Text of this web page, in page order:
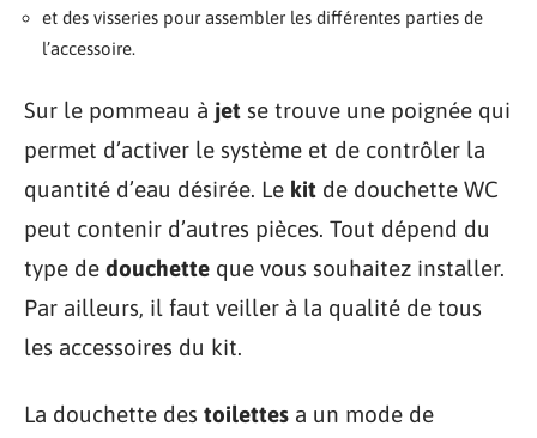
et des visseries pour assembler les différentes parties de
l’accessoire.
Sur le pommeau à jet se trouve une poignée qui
permet d’activer le système et de contrôler la
quantité d’eau désirée. Le kit de douchette WC
peut contenir d’autres pièces. Tout dépend du
type de douchette que vous souhaitez installer.
Par ailleurs, il faut veiller à la qualité de tous
les accessoires du kit.
La douchette des toilettes a un mode de